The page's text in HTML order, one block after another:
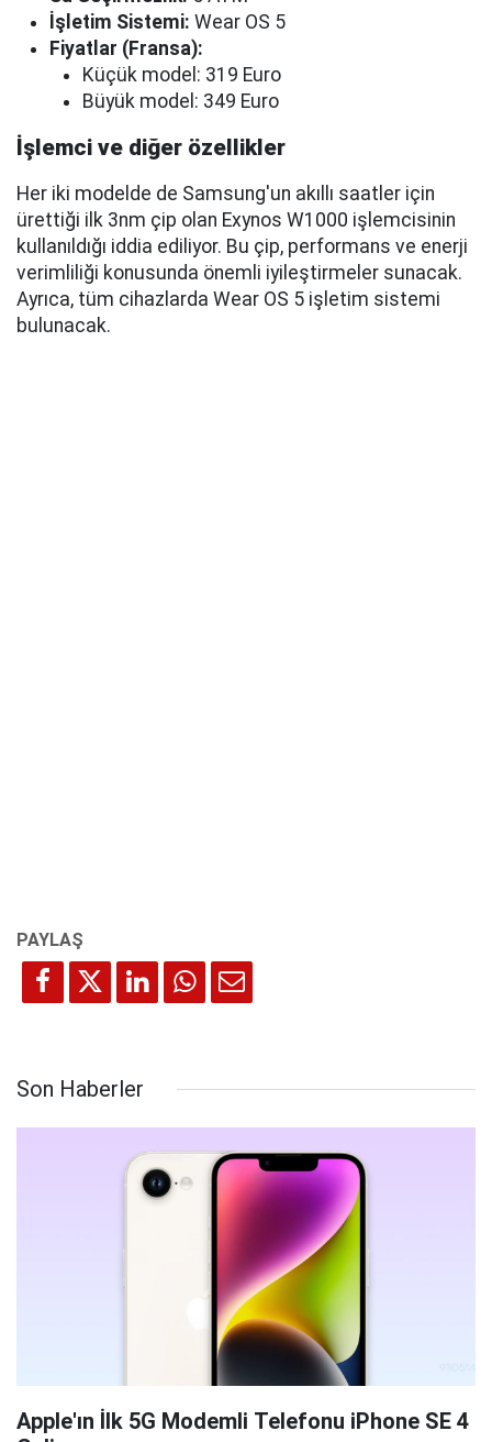
İşletim Sistemi: Wear OS 5
Fiyatlar (Fransa):
Küçük model: 319 Euro
Büyük model: 349 Euro
İşlemci ve diğer özellikler
Her iki modelde de Samsung'un akıllı saatler için
ürettiği ilk 3nm çip olan Exynos W1000 işlemcisinin
kullanıldığı iddia ediliyor. Bu çip, performans ve enerji
verimliliği konusunda önemli iyileştirmeler sunacak.
Ayrıca, tüm cihazlarda Wear OS 5 işletim sistemi
bulunacak.
Son Haberler
Apple'ın İlk 5G Modemli Telefonu iPhone SE 4